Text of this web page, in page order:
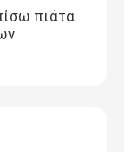
πιάτα